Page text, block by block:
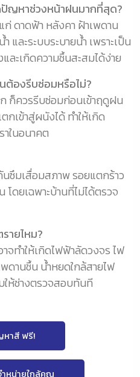
ญหาช่วงหน้าฝนมากที่สุด?
ดาดฟ้า หลังคา ฝ้าเพดาน
และระบบระบายน้ำ เพราะเป็น
ะเกิดความชื้นสะสมได้ง่าย
ต้องรีบซ่อมหรือไม่?
ก ก็ควรรีบซ่อมก่อนเข้าฤดูฝน
กเข้าสู่ผนังได้ ทำให้เกิด
ในอนาคต
ซึมเสื่อมสภาพ รอยแตกร้าว
โดยเฉพาะบ้านที่ไม่ได้ตรวจ
ายไหม?
จทำให้เกิดไฟฟ้าลัดวงจร ไฟ
ดานชื้น น้ำหยดใกล้สายไฟ
ห้ช่างตรวจสอบทันที
าสี ฟรี!
หน่ายใกล้คุณ